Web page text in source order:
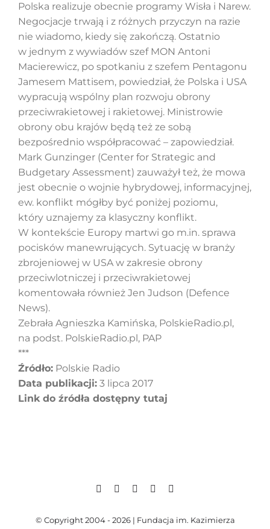
Polska realizuje obecnie programy Wisła i Narew.
Negocjacje trwają i z różnych przyczyn na razie
nie wiadomo, kiedy się zakończą. Ostatnio
w jednym z wywiadów szef MON Antoni
Macierewicz, po spotkaniu z szefem Pentagonu
Jamesem Mattisem, powiedział, że Polska i USA
wypracują wspólny plan rozwoju obrony
przeciwrakietowej i rakietowej. Ministrowie
obrony obu krajów będą też ze sobą
bezpośrednio współpracować – zapowiedział.
Mark Gunzinger (Center for Strategic and
Budgetary Assessment) zauważył też, że mowa
jest obecnie o wojnie hybrydowej, informacyjnej,
ew. konflikt mógłby być poniżej poziomu,
który uznajemy za klasyczny konflikt.
W kontekście Europy martwi go m.in. sprawa
pocisków manewrujących. Sytuację w branży
zbrojeniowej w USA w zakresie obrony
przeciwlotniczej i przeciwrakietowej
komentowała również Jen Judson (Defence
News).
Zebrała Agnieszka Kamińska, PolskieRadio.pl,
na podst. PolskieRadio.pl, PAP
***
Źródło: Polskie Radio
Data publikacji: 3 lipca 2017
Link do źródła dostępny tutaj
© Copyright 2004 - 2026 | Fundacja im. Kazimierza